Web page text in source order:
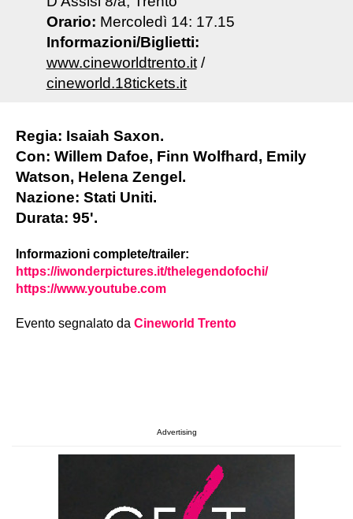
Orario: Mercoledì 14: 17.15
Informazioni/Biglietti:
www.cineworldtrento.it/
cineworld.18tickets.it
Regia: Isaiah Saxon.
Con: Willem Dafoe, Finn Wolfhard, Emily
Watson, Helena Zengel.
Nazione: Stati Uniti.
Durata: 95'.
Informazioni complete/trailer:
https://iwonderpictures.it/thelegendofochi/
https://www.youtube.com
Evento segnalato da Cineworld Trento
Advertising